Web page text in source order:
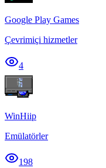
Google Play Games
Çevrimiçi hizmetler
4
WinHiip
Emülatörler
198